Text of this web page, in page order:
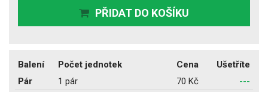
PŘIDAT DO KOŠÍKU
Balení Počet jednotek Cena
Ušetříte
Pár
1 pár 70 Kč
---